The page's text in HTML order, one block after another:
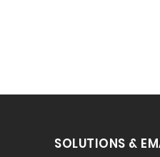
SOLUTIONS &